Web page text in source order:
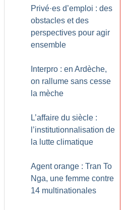
Privé·es d’emploi : des
obstacles et des
perspectives pour agir
ensemble
Interpro : en Ardèche,
on rallume sans cesse
la mèche
L’affaire du siècle :
l’institutionnalisation de
la lutte climatique
Agent orange : Tran To
Nga, une femme contre
14 multinationales